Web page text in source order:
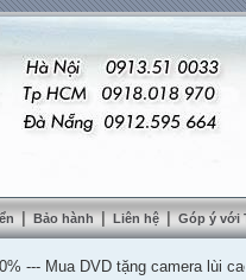
| Bảo hành | Liên hệ | Góp ý với
Mua DVD tặng camera lùi cao cấp